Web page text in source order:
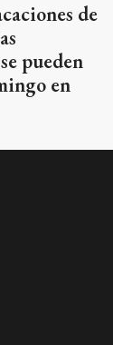
de
pueden
en